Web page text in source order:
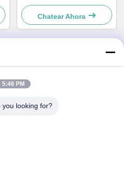
perros y gatos pequeños
sencillo y práctico
Chatear Ahora
ciudad de Tongxiang, provincia
5:46 PM
you looking for?